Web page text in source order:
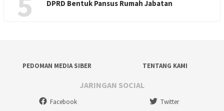
DPRD Bentuk Pansus Rumah Jabatan
PEDOMAN MEDIA SIBER TENTANG KAMI
JARINGAN SOCIAL
Facebook Twitter